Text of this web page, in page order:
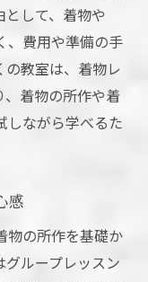
して、着物や
、費用や準備の手
の教室は、着物レ
、着物の所作や着
しながら学べるた
感
物の所作を基礎か
ループレッスン